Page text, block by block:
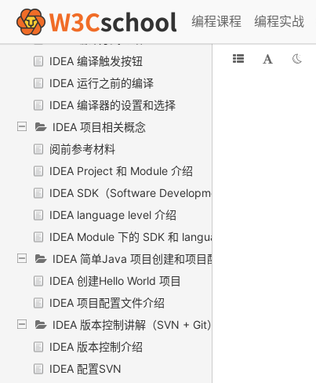
编程课程 编程实战
IDEA java编译方式
IDEA 编译触发按钮
IDEA 运行之前的编译
IDEA 编译器的设置和选择
IDEA 项目相关概念
阅前参考材料
IDEA Project 和 Module 介绍
IDEA SDK（Software Development Kit） 介绍
IDEA language level 介绍
IDEA Module 下的 SDK 和 language level
IDEA 简单Java 项目创建和项目配置文件
IDEA 创建Hello World 项目
IDEA 项目配置文件介绍
IDEA 版本控制讲解（SVN + Git）
IDEA 版本控制介绍
IDEA 配置SVN